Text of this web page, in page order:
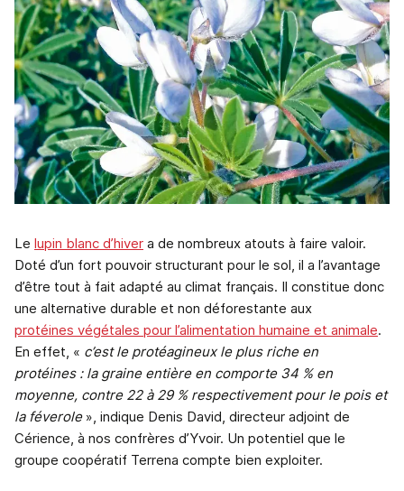
Le lupin blanc d’hiver a de nombreux atouts à faire valoir.
Doté d’un fort pouvoir structurant pour le sol, il a l’avantage
d’être tout à fait adapté au climat français. Il constitue donc
une alternative durable et non déforestante aux
protéines végétales pour l’alimentation humaine et animale.
En effet, « c’est le protéagineux le plus riche en
protéines : la graine entière en comporte 34 % en
moyenne, contre 22 à 29 % respectivement pour le pois et
la féverole», indique Denis David, directeur adjoint de
Cérience, à nos confrères d’Yvoir. Un potentiel que le
groupe coopératif Terrena compte bien exploiter.